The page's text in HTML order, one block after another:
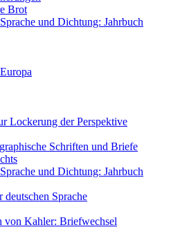
Brot
und Dichtung: Jahrbuch
Lockerung der Perspektive
Schriften und Briefe
und Dichtung: Jahrbuch
Sprache
Kahler: Briefwechsel